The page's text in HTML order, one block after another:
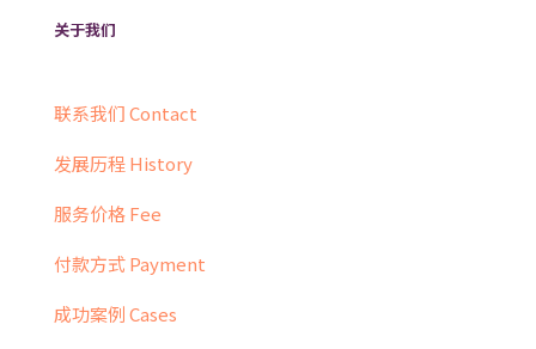
关于我们
联系我们 Contact
发展历程 History
服务价格 Fee
付款方式 Payment
成功案例 Cases